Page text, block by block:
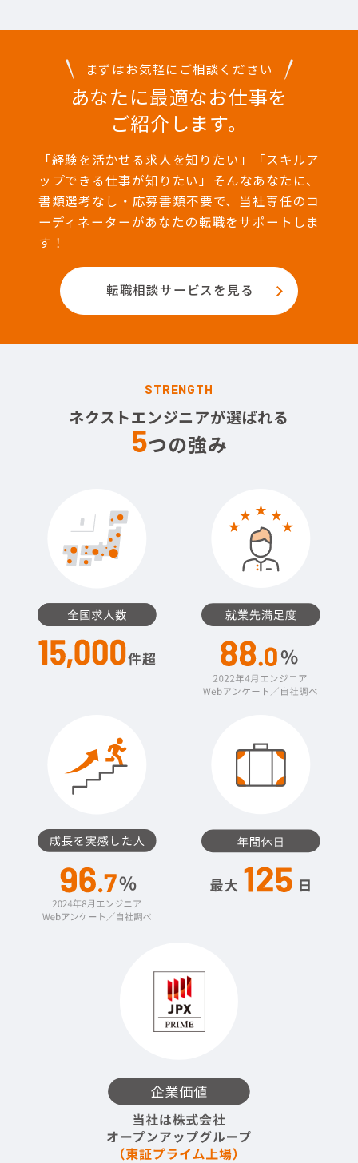
まずはお気軽にご相談ください
あなたに最適なお仕事を
ご紹介します。
「経験を活かせる求人を知りたい」「スキルア
ップできる仕事が知りたい」そんなあなたに、
書類選考なし・応募書類不要で、当社専任のコ
ーディネーターがあなたの転職をサポートしま
す！
転職相談サービスを見る
STRENGTH
ネクストエンジニアが選ばれる
5つの強み